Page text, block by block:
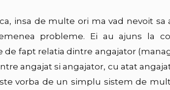
insa de multe ori ma vad nevoit sa
probleme. Ei au ajuns la
de fapt relatia dintre angajator
angajat si angajator, cu atat
vorba de un simplu sistem de